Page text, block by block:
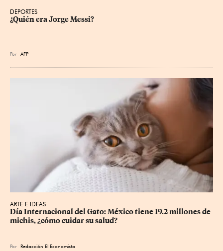
DEPORTES
¿Quién era Jorge Messi?
Por AFP
ARTE E IDEAS
Día Internacional del Gato: México tiene 19.2 millones de
michis, ¿cómo cuidar su salud?
Por Redacción El Economista